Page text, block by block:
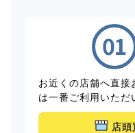
お近くの店舗へ直接
は一番ご利用いただ
店